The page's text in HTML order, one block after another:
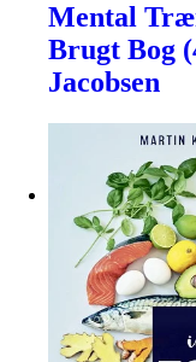
Mental
Brugt Bog
Jacobsen